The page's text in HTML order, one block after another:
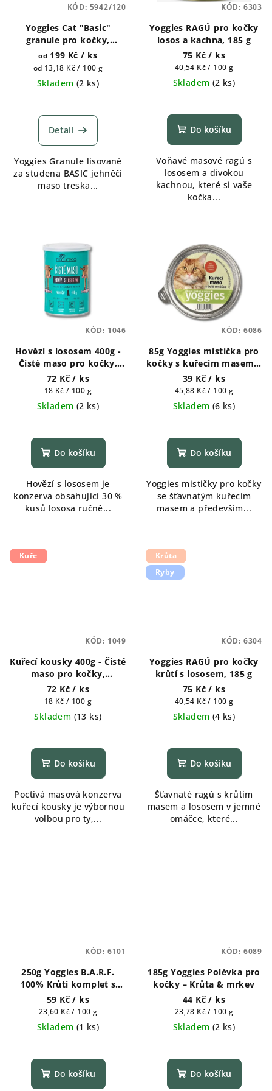
Yoggies Cat "Basic"
granule pro kočky,
lisované za studena s
probiotiky 1200g, 5 kg
od 199 Kč/ ks
Měrná
cena:
od 13,18 Kč / 100 g
Skladem (2 ks)
Detail
Yoggies Granule lisované
za studena BASIC jehněčí
maso treska...
KÓD: 5942/120
Yoggies RAGÚ pro kočky
losos a kachna, 185 g
75 Kč/ ks
Měrná
cena:
40,54 Kč / 100 g
Skladem (2 ks)
Do košíku
Voňavé masové ragú s
lososem a divokou
kachnou, které si vaše
kočka...
KÓD: 6303
Hovězí s lososem 400g -
Čisté maso pro kočky,
konzerva
72 Kč/ ks
Měrná
cena:
18 Kč / 100 g
Skladem (2 ks)
Do košíku
Hovězí s lososem je
konzerva obsahující 30 %
kusů lososa ručně...
KÓD: 1046
85g Yoggies mistička pro
kočky s kuřecím masem a
želé omáčkou
39 Kč/ ks
Měrná
cena:
45,88 Kč / 100 g
Skladem (6 ks)
Do košíku
Yoggies mističky pro kočky
se šťavnatým kuřecím
masem a především...
KÓD: 6086
Kuře
Kuřecí kousky 400g - Čisté
maso pro kočky,
konzerva
72 Kč/ ks
Měrná
cena:
18 Kč / 100 g
Skladem (13 ks)
Do košíku
Poctivá masová konzerva
kuřecí kousky je výbornou
volbou pro ty,...
KÓD: 1049
Krůta
Ryby
Yoggies RAGÚ pro kočky
krůtí s lososem, 185 g
75 Kč/ ks
Měrná
cena:
40,54 Kč / 100 g
Skladem (4 ks)
Do košíku
Šťavnaté ragú s krůtím
masem a lososem v jemné
omáčce, které...
KÓD: 6304
250g Yoggies B.A.R.F.
100% Krůtí komplet s
pivovar. kvasnicemi a
konopným olejem s
probiotiky
59 Kč/ ks
Měrná
cena:
23,60 Kč / 100 g
Skladem (1 ks)
Do košíku
KÓD: 6101
185g Yoggies Polévka pro
kočky – Krůta & mrkev
44 Kč/ ks
Měrná
cena:
23,78 Kč / 100 g
Skladem (2 ks)
Do košíku
KÓD: 6089